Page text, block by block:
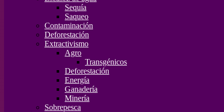
Sequía
Saqueo
Contaminación
Deforestación
Extractivismo
Agro
Transgénicos
Deforestación
Energía
Ganadería
Minería
Sobrepesca